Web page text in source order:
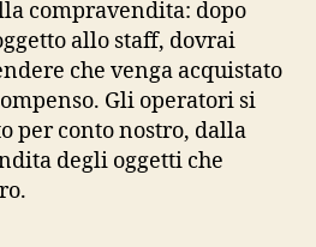
compravendita: dopo
allo staff, dovrai
che venga acquistato
Gli operatori si
per conto nostro, dalla
degli oggetti che